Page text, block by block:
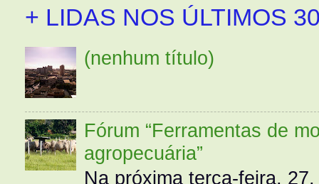
+ LIDAS NOS ÚLTIMOS
(nenhum título)
Fórum “Ferramentas de
agropecuária”
Na próxima terça-feira,